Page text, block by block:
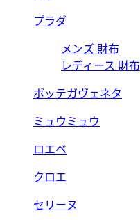
プラダ
メンズ 財布
レディース 財布
ボッテガヴェネタ
ミュウミュウ
ロエベ
クロエ
セリーヌ